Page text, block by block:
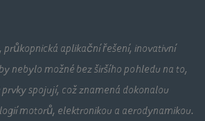
průkopnická aplikační řešení, inovativní
nebylo možné bez širšího pohledu na to,
spojují, což znamená dokonalou
motorů, elektronikou a aerodynamikou.